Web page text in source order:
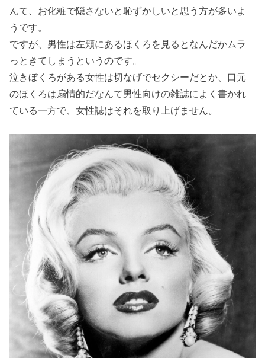
占い：
右側の
頬にほ
くろが
ある人
は？
» ほくろ
占い：
顎の右
側にほ
くろが
ある人
の運勢
は？
» ほくろ
占い：
右の目
んて、お化粧で隠さないと恥ずかしいと思う方が多いよ
うです。
ですが、男性は左頬にあるほくろを見るとなんだかムラ
っときてしまうというのです。
泣きぼくろがある女性は切なげでセクシーだとか、口元
のほくろは扇情的だなんて男性向けの雑誌によく書かれ
ている一方で、女性誌はそれを取り上げません。